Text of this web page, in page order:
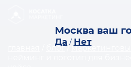
Москва ваш
Да / Нет
блог /